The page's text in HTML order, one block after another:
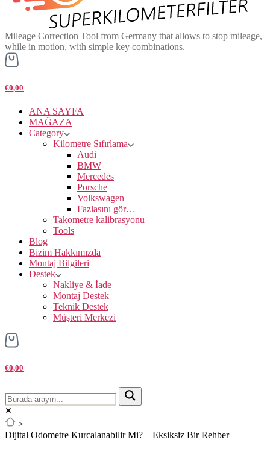
Mileage Correction Tool from Germany that allows to stop mileage,
while in motion, with simple key combinations.
€0,00
ANA SAYFA
MAĞAZA
Category
Kilometre Sıfırlama
Audi
BMW
Mercedes
Porsche
Volkswagen
Fazlasını gör…
Takometre kalibrasyonu
Tools
Blog
Bizim Hakkımızda
Montaj Bilgileri
Destek
Nakliye & İade
Montaj Destek
Teknik Destek
Müşteri Merkezi
€0,00
>
Dijital Odometre Kurcalanabilir Mi? – Eksiksiz Bir Rehber